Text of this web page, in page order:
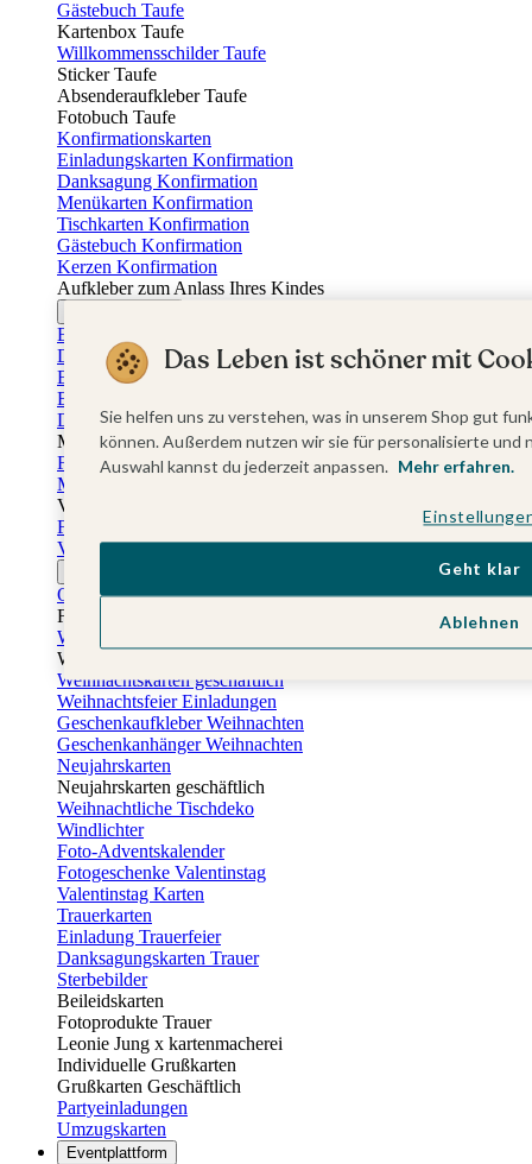
Gästebuch Taufe
Kartenbox Taufe
Willkommensschilder Taufe
Sticker Taufe
Absenderaufkleber Taufe
Fotobuch Taufe
Konfirmationskarten
Einladungskarten Konfirmation
Danksagung Konfirmation
Menükarten Konfirmation
Tischkarten Konfirmation
Gästebuch Konfirmation
Kerzen Konfirmation
Aufkleber zum Anlass Ihres Kindes
Einladungskarten Firmung
Dankeskarten Firmung
Einschulungskarten
Einladungskarten Einschulung
Danksagung Einschulung
Muttertag
Fotogeschenke Muttertag
Muttertagskarten
Vatertag
Fotogeschenke Vatertag
Vatertagskarten
Osterkarten
Fotogeschenke zu Ostern
Weihnachtskarten
Weihnachtskarten selbst gestalten
Weihnachtskarten geschäftlich
Weihnachtsfeier Einladungen
Geschenkaufkleber Weihnachten
Geschenkanhänger Weihnachten
Neujahrskarten
Neujahrskarten geschäftlich
Weihnachtliche Tischdeko
Windlichter
Foto-Adventskalender
Fotogeschenke Valentinstag
Valentinstag Karten
Trauerkarten
Einladung Trauerfeier
Danksagungskarten Trauer
Sterbebilder
Beileidskarten
Fotoprodukte Trauer
Leonie Jung x kartenmacherei
Individuelle Grußkarten
Grußkarten Geschäftlich
Partyeinladungen
Umzugskarten
Eventplattform
Das Leben ist schöner mit
Sie helfen uns zu verstehen, was in unserem Shop gut
können. Außerdem nutzen wir sie für personalisierte
Auswahl kannst du jederzeit anpassen. Mehr erfahren.
Ablehnen
Geht klar